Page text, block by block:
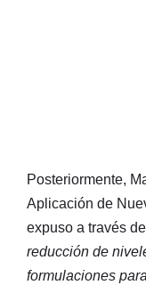
Posteriormente,
Aplicación de
expuso a través
reducción de
formulaciones